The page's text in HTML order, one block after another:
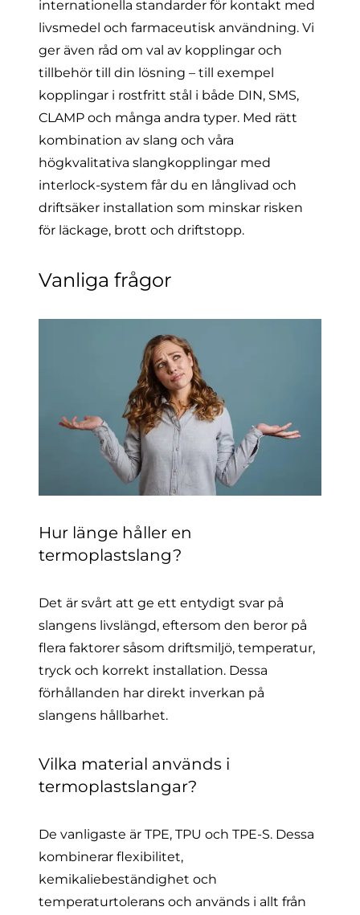
internationella standarder för kontakt med
livsmedel och farmaceutisk användning. Vi
ger även råd om val av kopplingar och
tillbehör till din lösning – till exempel
kopplingar i rostfritt stål i både DIN, SMS,
CLAMP och många andra typer. Med rätt
kombination av slang och våra
högkvalitativa slangkopplingar med
interlock-system får du en långlivad och
driftsäker installation som minskar risken
för läckage, brott och driftstopp.
Vanliga frågor
Hur länge håller en
termoplastslang?
Det är svårt att ge ett entydigt svar på
slangens livslängd, eftersom den beror på
flera faktorer såsom driftsmiljö, temperatur,
tryck och korrekt installation. Dessa
förhållanden har direkt inverkan på
slangens hållbarhet.
Vilka material används i
termoplastslangar?
De vanligaste är TPE, TPU och TPE-S. Dessa
kombinerar flexibilitet,
kemikaliebeständighet och
temperaturtolerans och används i allt från